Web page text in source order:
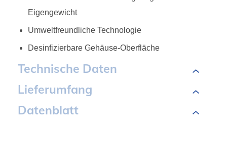
Eigengewicht
Umweltfreundliche Technologie
Desinfizierbare Gehäuse-Oberfläche
Technische Daten
Lieferumfang
Datenblatt